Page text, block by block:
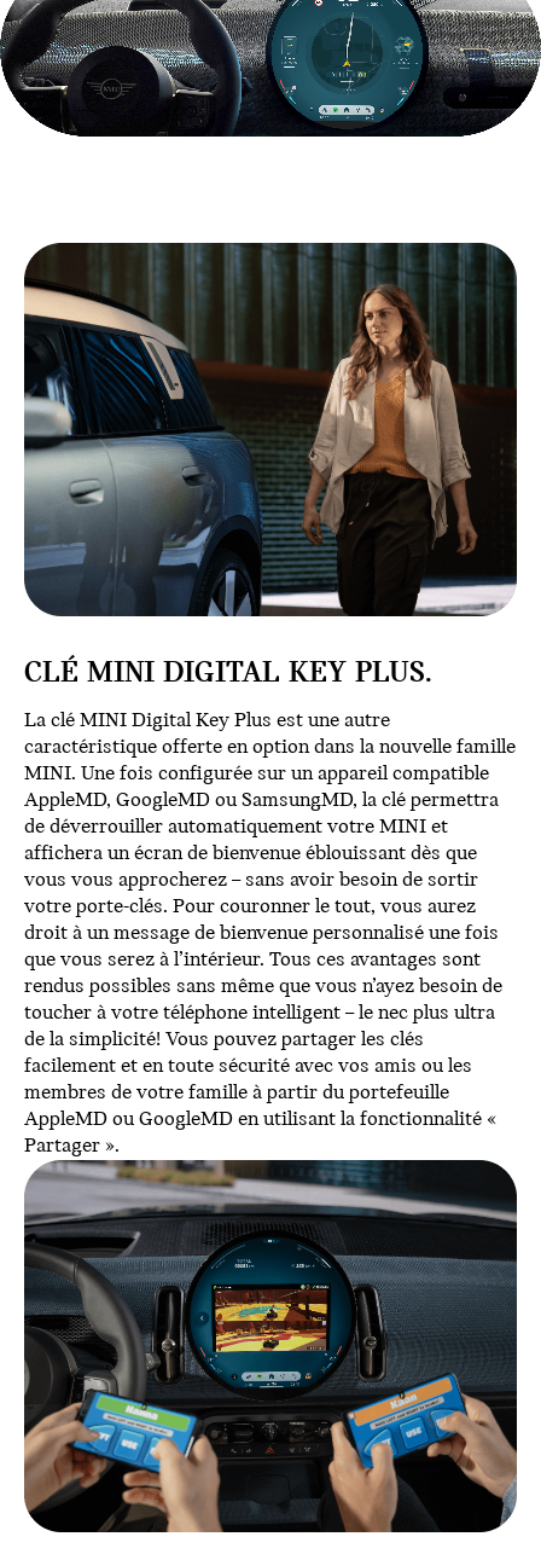
CLÉ MINI DIGITAL KEY PLUS.
La clé MINI Digital Key Plus est une autre
caractéristique offerte en option dans la nouvelle famille
MINI. Une fois configurée sur un appareil compatible
AppleMD, GoogleMD ou SamsungMD, la clé permettra
de déverrouiller automatiquement votre MINI et
affichera un écran de bienvenue éblouissant dès que
vous vous approcherez – sans avoir besoin de sortir
votre porte-clés. Pour couronner le tout, vous aurez
droit à un message de bienvenue personnalisé une fois
que vous serez à l’intérieur. Tous ces avantages sont
rendus possibles sans même que vous n’ayez besoin de
toucher à votre téléphone intelligent – le nec plus ultra
de la simplicité! Vous pouvez partager les clés
facilement et en toute sécurité avec vos amis ou les
membres de votre famille à partir du portefeuille
AppleMD ou GoogleMD en utilisant la fonctionnalité «
Partager ».